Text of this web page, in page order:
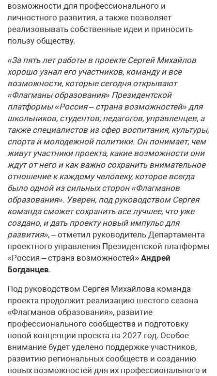
возможности для профессионального и
личностного развития, а также позволяет
реализовывать собственные идеи и приносить
пользу обществу.
«За пять лет работы в проекте Сергей Михайлов
хорошо узнал его участников, команду и все
возможности, которые сегодня открывают
«Флагманы образования» Президентской
платформы «Россия – страна возможностей» для
школьников, студентов, педагогов, управленцев, а
также специалистов из сфер воспитания, культуры,
спорта и молодежной политики. Он понимает, чем
живут участники проекта, какие возможности они
ждут от него и как важно сохранить внимательное
отношение к каждому человеку, которое всегда
было одной из сильных сторон «Флагманов
образования». Уверен, под руководством Сергея
команда сможет сохранить все лучшее, что уже
создано, и дать проекту новый импульс для
развития», – отметил руководитель Департамента
проектного управления Президентской платформы
«Россия – страна возможностей» Андрей
Богданцев.
Под руководством Сергея Михайлова команда
проекта продолжит реализацию шестого сезона
«Флагманов образования», развитие
профессионального сообщества и подготовку
новой концепции проекта на 2027 год. Особое
внимание будет уделено поддержке участников,
развитию региональных сообществ и созданию
новых возможностей для их профессионального и